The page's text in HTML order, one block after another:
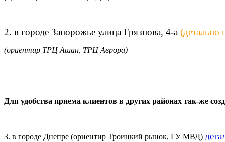
2. в городе Запорожье улица Грязнова, 4-а (детально
(ориентир ТРЦ Ашан, ТРЦ Аврора)
Для удобства приема клиентов в других районах так-же
3. в городе Днепре (ориентир Троицкий рынок, ГУ МВД)